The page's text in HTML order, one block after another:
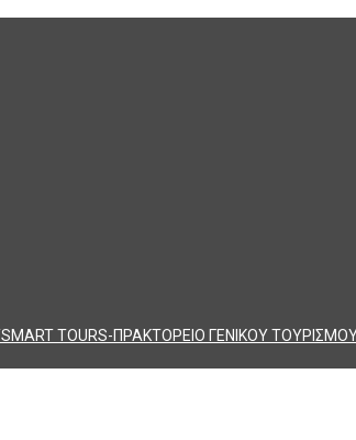
SMART TOURS-ΠΡΑΚΤΟΡΕΙΟ ΓΕΝΙΚΟΥ